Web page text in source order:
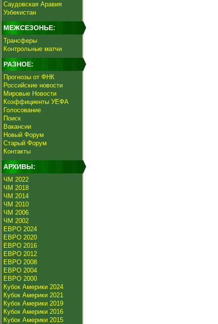
Саудовская Аравия
Узбекистан
МЕЖСЕЗОНЬЕ:
Трансферы
Контрольные матчи
РАЗНОЕ:
Прогнозы от ФНК
Российские новости
Мировые Новости
Коэффициенты УЕФА
Голосование
Поиск
Вакансии
Новый Форум
Старый Форум
Контакты
АРХИВЫ:
ЧМ 2022
ЧМ 2018
ЧМ 2014
ЧМ 2010
ЧМ 2006
ЧМ 2002
ЕВРО 2024
ЕВРО 2020
ЕВРО 2016
ЕВРО 2012
ЕВРО 2008
ЕВРО 2004
ЕВРО 2000
Кубок Америки 2024
Кубок Америки 2021
Кубок Америки 2019
Кубок Америки 2016
Кубок Америки 2015